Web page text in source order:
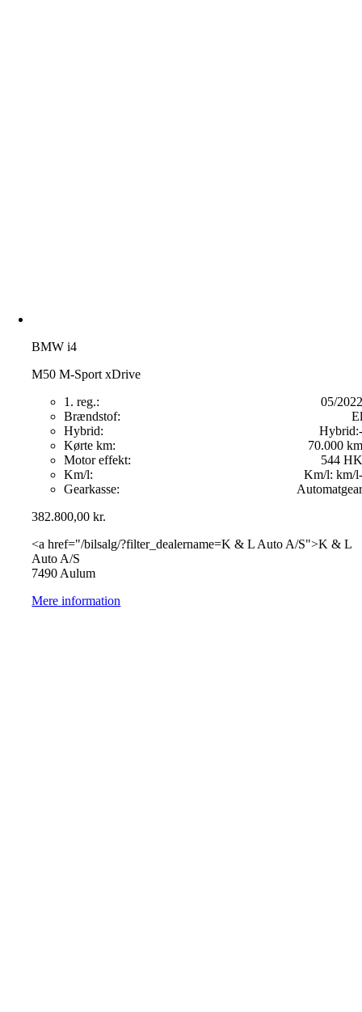
BMW i4
M50 M-Sport xDrive
1. reg.:
05/2022
Brændstof:
El
Hybrid:
Hybrid:-
Kørte km:
70.000 km
Motor effekt:
544 HK
Km/l:
Km/l: -
km/l
Gearkasse:
Automatgear
382.800,00kr.
<a href="/bilsalg/?filter_dealername=K & L Auto A/S">K & L
Auto A/S
7490 Aulum
Mere information